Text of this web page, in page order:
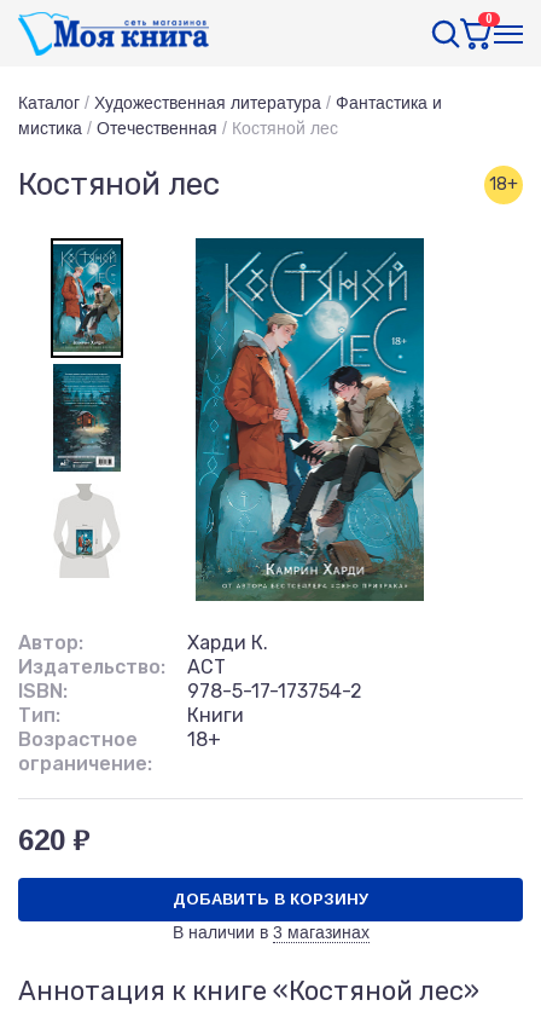
0
Каталог / Художественная литература / Фантастика и
мистика / Отечественная / Костяной лес
Костяной лес 18+
Автор:
Харди К.
Издательство:
АСТ
ISBN:
978-5-17-173754-2
Тип:
Книги
Возрастное
ограничение:
18+
620 ₽
ДОБАВИТЬ В КОРЗИНУ
В наличии в 3 магазинах
Аннотация к книге «Костяной лес»